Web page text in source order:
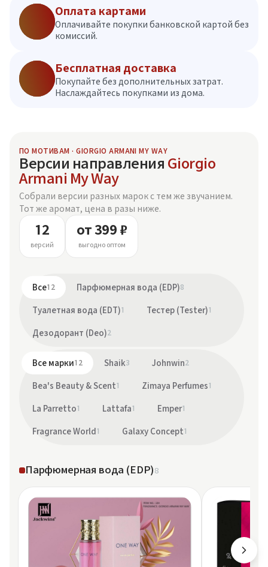
Оплата картами
Оплачивайте покупки банковской картой без
комиссий.
Бесплатная доставка
Покупайте без дополнительных затрат.
Наслаждайтесь покупками из дома.
ПО МОТИВАМ · GIORGIO ARMANI MY WAY
Версии направления Giorgio
Armani My Way
Собрали версии разных марок с тем же звучанием.
Тот же аромат, цена в разы ниже.
12
версий
от 399 ₽
выгодно оптом
Все12 Парфюмерная вода (EDP)8
Туалетная вода (EDT)1 Тестер (Tester)1
Дезодорант (Deo)2
Все марки12 Shaik3 Johnwin2
Bea's Beauty & Scent1 Zimaya Perfumes1
La Parretto1 Lattafa1 Emper1
Fragrance World 1 Galaxy Concept1
Парфюмерная вода (EDP)8